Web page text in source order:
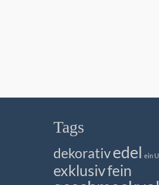
Tags
dekorativedel ein
exklusivfein